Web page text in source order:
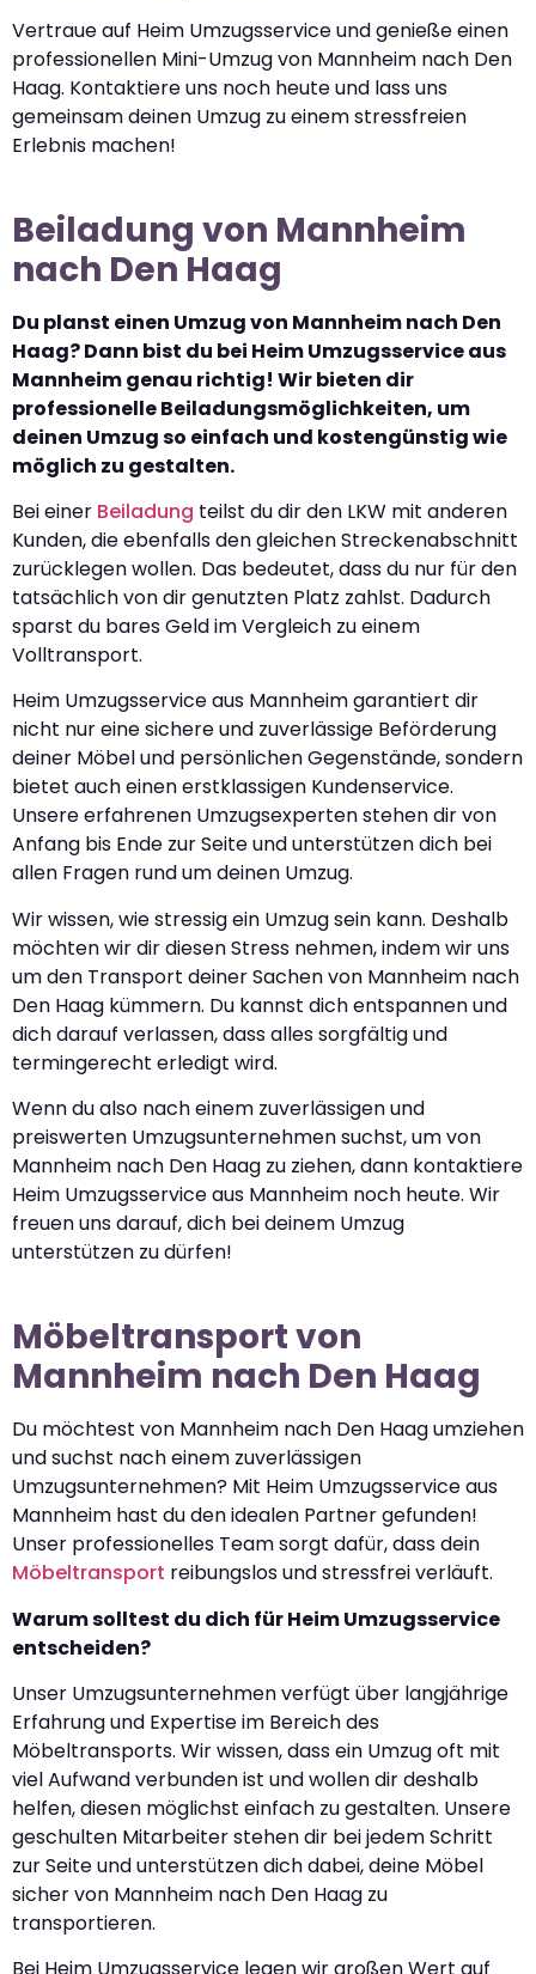
Vertraue auf Heim Umzugsservice und genieße einen
professionellen Mini-Umzug von Mannheim nach Den
Haag. Kontaktiere uns noch heute und lass uns
gemeinsam deinen Umzug zu einem stressfreien
Erlebnis machen!
Beiladung von Mannheim
nach Den Haag
Du planst einen Umzug von Mannheim nach Den
Haag? Dann bist du bei Heim Umzugsservice aus
Mannheim genau richtig! Wir bieten dir
professionelle Beiladungsmöglichkeiten, um
deinen Umzug so einfach und kostengünstig wie
möglich zu gestalten.
Bei einer Beiladung teilst du dir den LKW mit anderen
Kunden, die ebenfalls den gleichen Streckenabschnitt
zurücklegen wollen. Das bedeutet, dass du nur für den
tatsächlich von dir genutzten Platz zahlst. Dadurch
sparst du bares Geld im Vergleich zu einem
Volltransport.
Heim Umzugsservice aus Mannheim garantiert dir
nicht nur eine sichere und zuverlässige Beförderung
deiner Möbel und persönlichen Gegenstände, sondern
bietet auch einen erstklassigen Kundenservice.
Unsere erfahrenen Umzugsexperten stehen dir von
Anfang bis Ende zur Seite und unterstützen dich bei
allen Fragen rund um deinen Umzug.
Wir wissen, wie stressig ein Umzug sein kann. Deshalb
möchten wir dir diesen Stress nehmen, indem wir uns
um den Transport deiner Sachen von Mannheim nach
Den Haag kümmern. Du kannst dich entspannen und
dich darauf verlassen, dass alles sorgfältig und
termingerecht erledigt wird.
Wenn du also nach einem zuverlässigen und
preiswerten Umzugsunternehmen suchst, um von
Mannheim nach Den Haag zu ziehen, dann kontaktiere
Heim Umzugsservice aus Mannheim noch heute. Wir
freuen uns darauf, dich bei deinem Umzug
unterstützen zu dürfen!
Möbeltransport von
Mannheim nach Den Haag
Du möchtest von Mannheim nach Den Haag umziehen
und suchst nach einem zuverlässigen
Umzugsunternehmen? Mit Heim Umzugsservice aus
Mannheim hast du den idealen Partner gefunden!
Unser professionelles Team sorgt dafür, dass dein
Möbeltransport reibungslos und stressfrei verläuft.
Warum solltest du dich für Heim Umzugsservice
entscheiden?
Unser Umzugsunternehmen verfügt über langjährige
Erfahrung und Expertise im Bereich des
Möbeltransports. Wir wissen, dass ein Umzug oft mit
viel Aufwand verbunden ist und wollen dir deshalb
helfen, diesen möglichst einfach zu gestalten. Unsere
geschulten Mitarbeiter stehen dir bei jedem Schritt
zur Seite und unterstützen dich dabei, deine Möbel
sicher von Mannheim nach Den Haag zu
transportieren.